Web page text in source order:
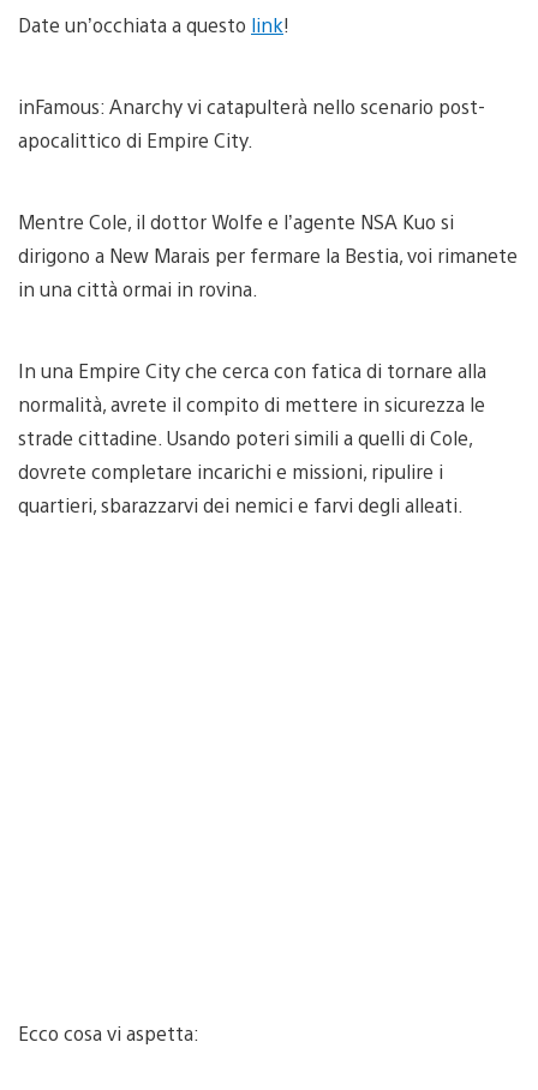
Date un’occhiata a questo link!
inFamous: Anarchy vi catapulterà nello scenario post-
apocalittico di Empire City.
Mentre Cole, il dottor Wolfe e l’agente NSA Kuo si
dirigono a New Marais per fermare la Bestia, voi rimanete
in una città ormai in rovina.
In una Empire City che cerca con fatica di tornare alla
normalità, avrete il compito di mettere in sicurezza le
strade cittadine. Usando poteri simili a quelli di Cole,
dovrete completare incarichi e missioni, ripulire i
quartieri, sbarazzarvi dei nemici e farvi degli alleati.
Ecco cosa vi aspetta: